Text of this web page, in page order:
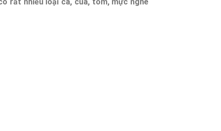
rất nhiều loại cá, cua, tôm, mực nghe